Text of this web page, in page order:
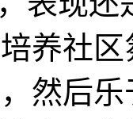
养社
然后